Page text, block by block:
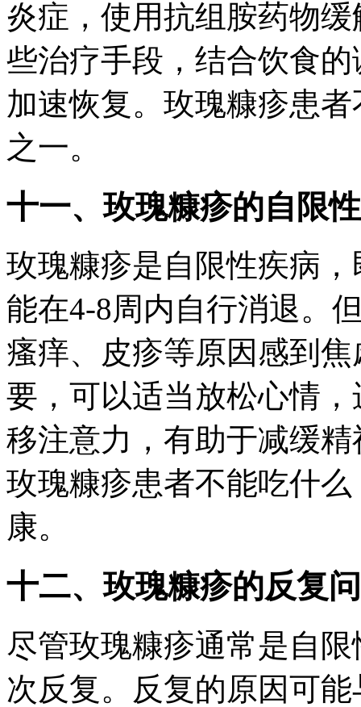
炎症，使用抗组胺药物
些治疗手段，结合饮食
加速恢复。玫瑰糠疹患
之一。
十一、玫瑰糠疹的自限
玫瑰糠疹是自限性疾病
能在4-8周内自行消退。
瘙痒、皮疹等原因感到
要，可以适当放松心情
移注意力，有助于减缓
玫瑰糠疹患者不能吃什
康。
十二、玫瑰糠疹的反复
尽管玫瑰糠疹通常是自
次反复。反复的原因可